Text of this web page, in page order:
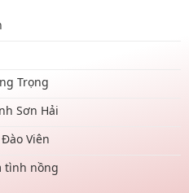
Trọng
Sơn Hải
Viên
tình nồng